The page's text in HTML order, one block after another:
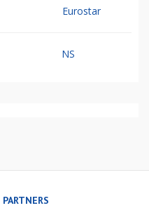
Eurostar
NS
PARTNERS